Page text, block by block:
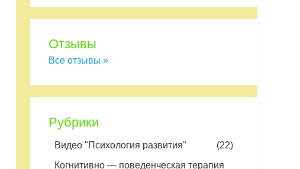
Отзывы
Все отзывы »
Рубрики
Видео "Психология развития"
(22)
Когнитивно — поведенческая терапия